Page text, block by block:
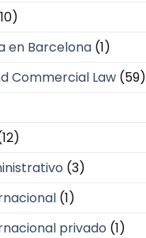
en Barcelona (1)
Commercial Law (59)
(3)
(1)
privado (1)